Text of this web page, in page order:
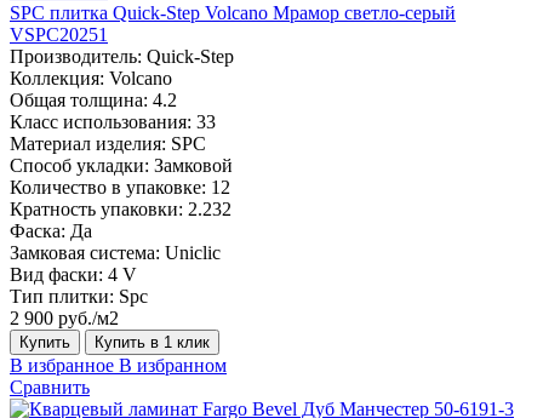
SPC плитка Quick-Step Volcano Мрамор светло-серый
VSPC20251
Производитель: Quick-Step
Коллекция: Volcano
Общая толщина: 4.2
Класс использования: 33
Материал изделия: SPC
Способ укладки: Замковой
Количество в упаковке: 12
Кратность упаковки: 2.232
Фаска: Да
Замковая система: Uniclic
Вид фаски: 4 V
Тип плитки: Spc
2 900 руб./м2
Купить Купить в 1 клик
В избранное В избранном
Сравнить